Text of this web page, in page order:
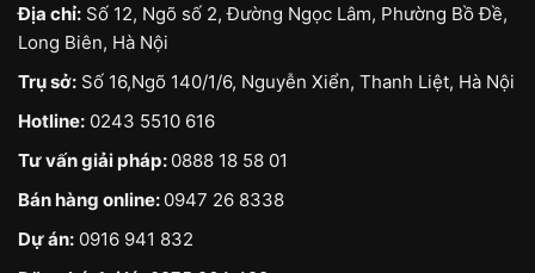
Địa chỉ: Số 12, Ngõ số 2, Đường Ngọc Lâm, Phường Bồ Đề,
Long Biên, Hà Nội
Trụ sở: Số 16,Ngõ 140/1/6, Nguyễn Xiển, Thanh Liệt, Hà Nội
Hotline: 0243 5510 616
Tư vấn giải pháp: 0888 18 58 01
Bán hàng online: 0947 26 8338
Dự án: 0916 941 832